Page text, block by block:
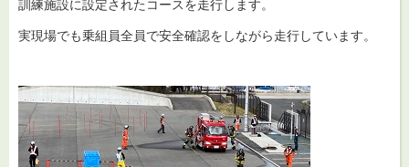
訓練施設に設定されたコースを走行します。
実現場でも乗組員全員で安全確認をしながら走行しています。